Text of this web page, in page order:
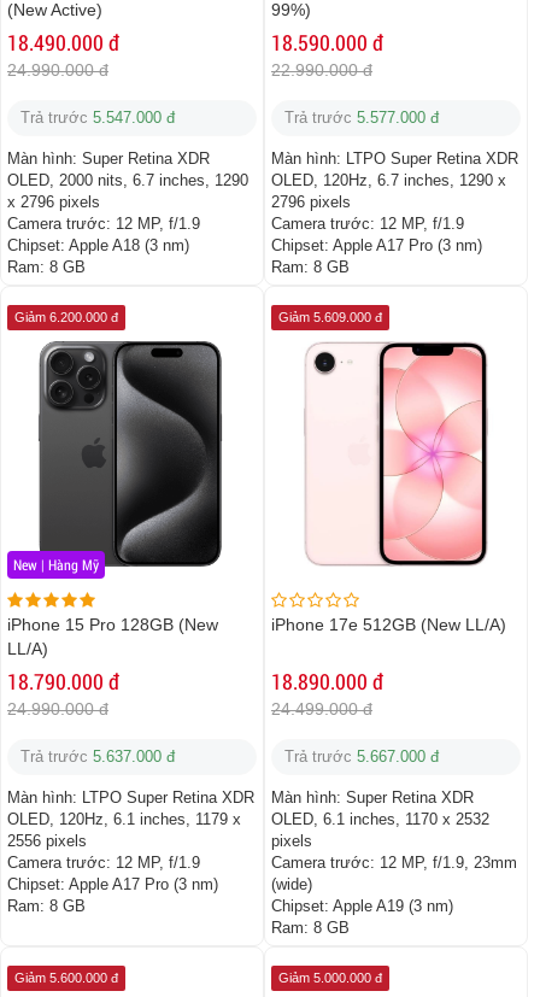
(New Active)
18.490.000 đ
24.990.000 đ
Trả trước 5.547.000 đ
Màn hình: Super Retina XDR
OLED, 2000 nits, 6.7 inches, 1290
x 2796 pixels
Camera trước: 12 MP, f/1.9
Chipset: Apple A18 (3 nm)
Ram: 8 GB
99%)
18.590.000 đ
22.990.000 đ
Trả trước 5.577.000 đ
Màn hình: LTPO Super Retina XDR
OLED, 120Hz, 6.7 inches, 1290 x
2796 pixels
Camera trước: 12 MP, f/1.9
Chipset: Apple A17 Pro (3 nm)
Ram: 8 GB
New | Hàng Mỹ
Giảm 6.200.000 đ
iPhone 15 Pro 128GB (New
LL/A)
18.790.000 đ
24.990.000 đ
Trả trước 5.637.000 đ
Màn hình: LTPO Super Retina XDR
OLED, 120Hz, 6.1 inches, 1179 x
2556 pixels
Camera trước: 12 MP, f/1.9
Chipset: Apple A17 Pro (3 nm)
Ram: 8 GB
Giảm 5.609.000 đ
iPhone 17e 512GB (New LL/A)
18.890.000 đ
24.499.000 đ
Trả trước 5.667.000 đ
Màn hình: Super Retina XDR
OLED, 6.1 inches, 1170 x 2532
pixels
Camera trước: 12 MP, f/1.9, 23mm
(wide)
Chipset: Apple A19 (3 nm)
Ram: 8 GB
Giảm 5.600.000 đ Giảm 5.000.000 đ